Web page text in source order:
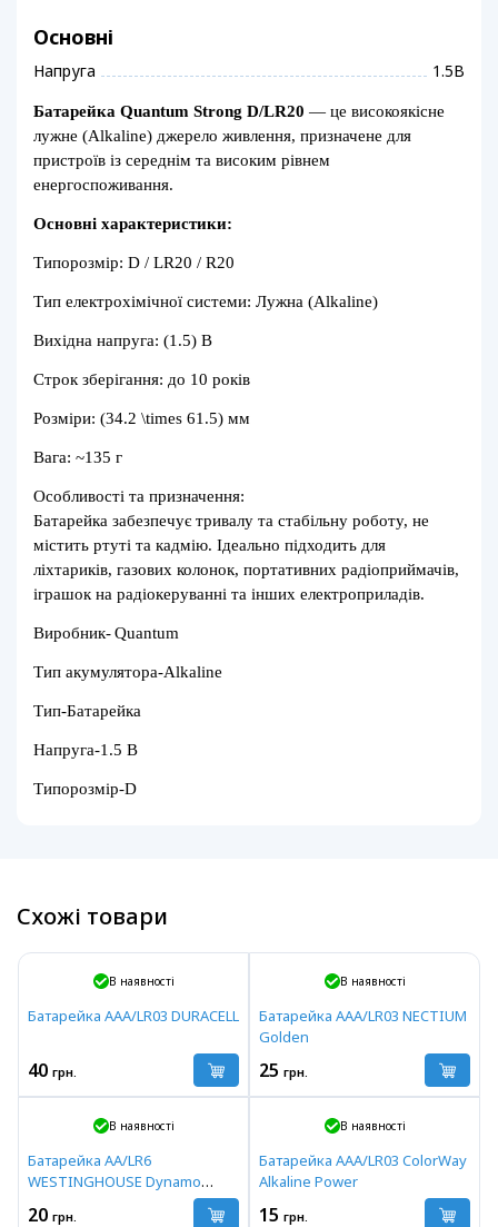
Основні
Напруга 1.5В
Батарейка Quantum Strong D/LR20 — це високоякісне
лужне (Alkaline) джерело живлення, призначене для
пристроїв із середнім та високим рівнем
енергоспоживання.
Основні характеристики:
Типорозмір: D / LR20 / R20
Тип електрохімічної системи: Лужна (Alkaline)
Вихідна напруга: (1.5) В
Строк зберігання: до 10 років
Розміри: (34.2 \times 61.5) мм
Вага: ~135 г
Особливості та призначення:
Батарейка забезпечує тривалу та стабільну роботу, не
містить ртуті та кадмію. Ідеально підходить для
ліхтариків, газових колонок, портативних радіоприймачів,
іграшок на радіокеруванні та інших електроприладів.
Виробник-Quantum
Тип акумулятора-Alkaline
Тип-Батарейка
Напруга-1.5 В
Типорозмір-D
Схожі товари
В наявності
Батарейка AAA/LR03 DURACELL
40 грн.
В наявності
Батарейка AAA/LR03 NECTIUM
Golden
25 грн.
В наявності
Батарейка AA/LR6
WESTINGHOUSE Dynamo
20 грн.
В наявності
Батарейка AAA/LR03 ColorWay
Alkaline Power
15 грн.